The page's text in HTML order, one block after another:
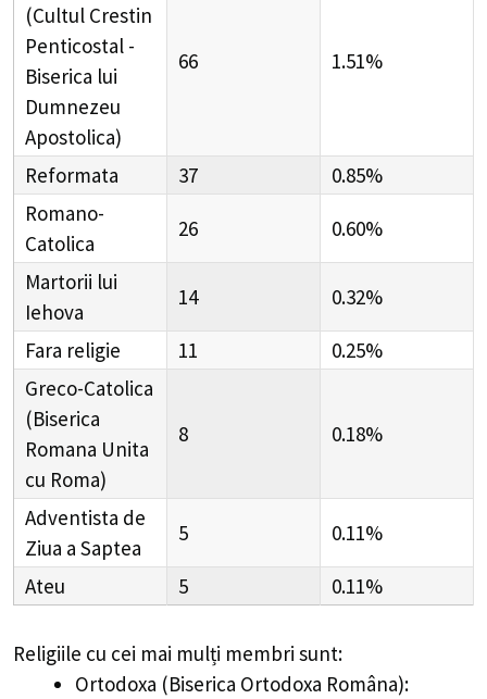
(Cultul Crestin
Penticostal -
Biserica lui
Dumnezeu
Apostolica)
66 1.51%
Reformata 37
0.85%
Romano-
Catolica
26 0.60%
Martorii lui
Iehova
14 0.32%
Fara religie 11
0.25%
Greco-Catolica
(Biserica
Romana Unita
cu Roma)
8 0.18%
Adventista de
Ziua a Saptea
5 0.11%
Ateu 5 0.11%
Religiile cu cei mai mulți membri sunt:
Ortodoxa (Biserica Ortodoxa Româna):